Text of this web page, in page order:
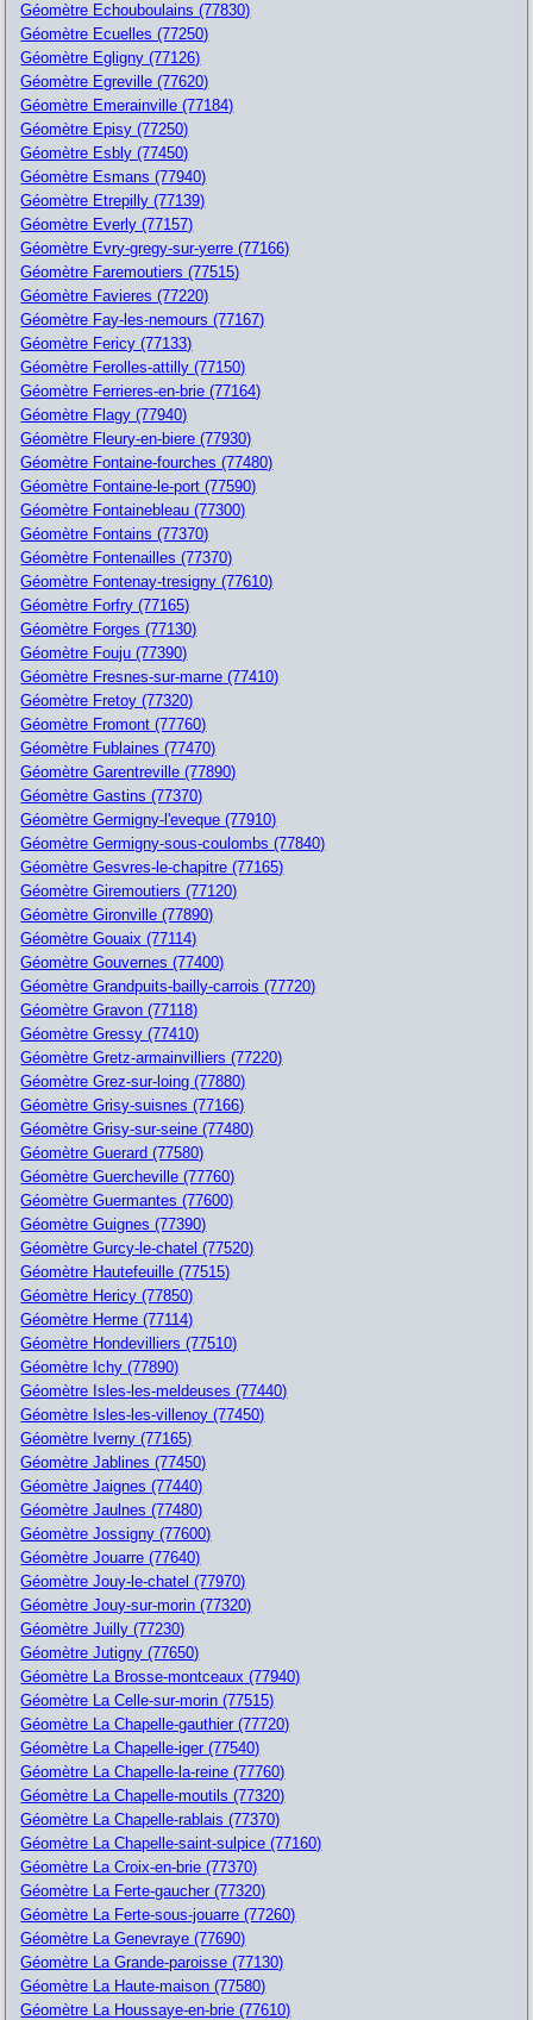
Géomètre Echouboulains (77830)
Géomètre Ecuelles (77250)
Géomètre Egligny (77126)
Géomètre Egreville (77620)
Géomètre Emerainville (77184)
Géomètre Episy (77250)
Géomètre Esbly (77450)
Géomètre Esmans (77940)
Géomètre Etrepilly (77139)
Géomètre Everly (77157)
Géomètre Evry-gregy-sur-yerre (77166)
Géomètre Faremoutiers (77515)
Géomètre Favieres (77220)
Géomètre Fay-les-nemours (77167)
Géomètre Fericy (77133)
Géomètre Ferolles-attilly (77150)
Géomètre Ferrieres-en-brie (77164)
Géomètre Flagy (77940)
Géomètre Fleury-en-biere (77930)
Géomètre Fontaine-fourches (77480)
Géomètre Fontaine-le-port (77590)
Géomètre Fontainebleau (77300)
Géomètre Fontains (77370)
Géomètre Fontenailles (77370)
Géomètre Fontenay-tresigny (77610)
Géomètre Forfry (77165)
Géomètre Forges (77130)
Géomètre Fouju (77390)
Géomètre Fresnes-sur-marne (77410)
Géomètre Fretoy (77320)
Géomètre Fromont (77760)
Géomètre Fublaines (77470)
Géomètre Garentreville (77890)
Géomètre Gastins (77370)
Géomètre Germigny-l'eveque (77910)
Géomètre Germigny-sous-coulombs (77840)
Géomètre Gesvres-le-chapitre (77165)
Géomètre Giremoutiers (77120)
Géomètre Gironville (77890)
Géomètre Gouaix (77114)
Géomètre Gouvernes (77400)
Géomètre Grandpuits-bailly-carrois (77720)
Géomètre Gravon (77118)
Géomètre Gressy (77410)
Géomètre Gretz-armainvilliers (77220)
Géomètre Grez-sur-loing (77880)
Géomètre Grisy-suisnes (77166)
Géomètre Grisy-sur-seine (77480)
Géomètre Guerard (77580)
Géomètre Guercheville (77760)
Géomètre Guermantes (77600)
Géomètre Guignes (77390)
Géomètre Gurcy-le-chatel (77520)
Géomètre Hautefeuille (77515)
Géomètre Hericy (77850)
Géomètre Herme (77114)
Géomètre Hondevilliers (77510)
Géomètre Ichy (77890)
Géomètre Isles-les-meldeuses (77440)
Géomètre Isles-les-villenoy (77450)
Géomètre Iverny (77165)
Géomètre Jablines (77450)
Géomètre Jaignes (77440)
Géomètre Jaulnes (77480)
Géomètre Jossigny (77600)
Géomètre Jouarre (77640)
Géomètre Jouy-le-chatel (77970)
Géomètre Jouy-sur-morin (77320)
Géomètre Juilly (77230)
Géomètre Jutigny (77650)
Géomètre La Brosse-montceaux (77940)
Géomètre La Celle-sur-morin (77515)
Géomètre La Chapelle-gauthier (77720)
Géomètre La Chapelle-iger (77540)
Géomètre La Chapelle-la-reine (77760)
Géomètre La Chapelle-moutils (77320)
Géomètre La Chapelle-rablais (77370)
Géomètre La Chapelle-saint-sulpice (77160)
Géomètre La Croix-en-brie (77370)
Géomètre La Ferte-gaucher (77320)
Géomètre La Ferte-sous-jouarre (77260)
Géomètre La Genevraye (77690)
Géomètre La Grande-paroisse (77130)
Géomètre La Haute-maison (77580)
Géomètre La Houssaye-en-brie (77610)